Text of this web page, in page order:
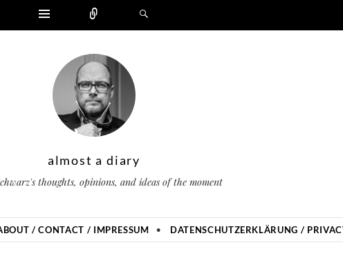
Widgets
almost a diary
thoughts, opinions, and ideas of the moment
/ CONTACT / IMPRESSUM DATENSCHUTZERKLÄRUNG /